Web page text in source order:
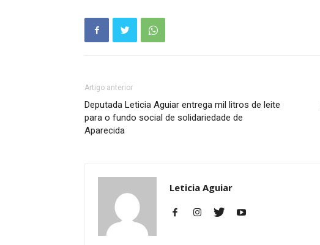
Artigo anterior
Deputada Leticia Aguiar entrega mil litros de leite
para o fundo social de solidariedade de
Aparecida
Leticia Aguiar